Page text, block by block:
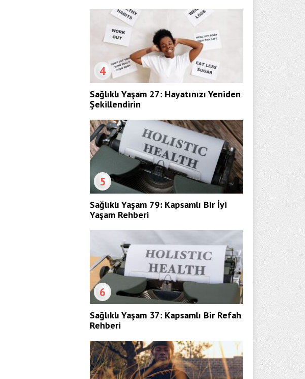
4
Sağlıklı Yaşam 27: Hayatınızı Yeniden
Şekillendirin
5
Sağlıklı Yaşam 79: Kapsamlı Bir İyi
Yaşam Rehberi
6
Sağlıklı Yaşam 37: Kapsamlı Bir Refah
Rehberi